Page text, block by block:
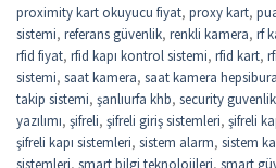
proximity kart okuyucu fiyat, proxy kart,
sistemi, referans güvenlik, renkli kamera, rf
rfid fiyat, rfid kapı kontrol sistemi, rfid kart,
sistemi, saat kamera, saat kamera
takip sistemi, şanlıurfa khb, security guvenlik
yazılımı, şifreli, şifreli giriş sistemleri, şifreli
şifreli kapı sistemleri, sistem alarm, sistem
sistemleri, smart bilgi teknolojileri, smart